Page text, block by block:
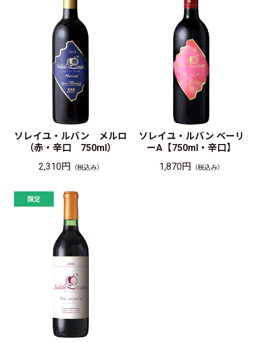
ソレイユ・ルバン メルロ
（赤・辛口 750ml）
2,310円 （税込み）
ソレイユ・ルバン ベーリ
ーA【750ml・辛口】
1,870円 （税込み）